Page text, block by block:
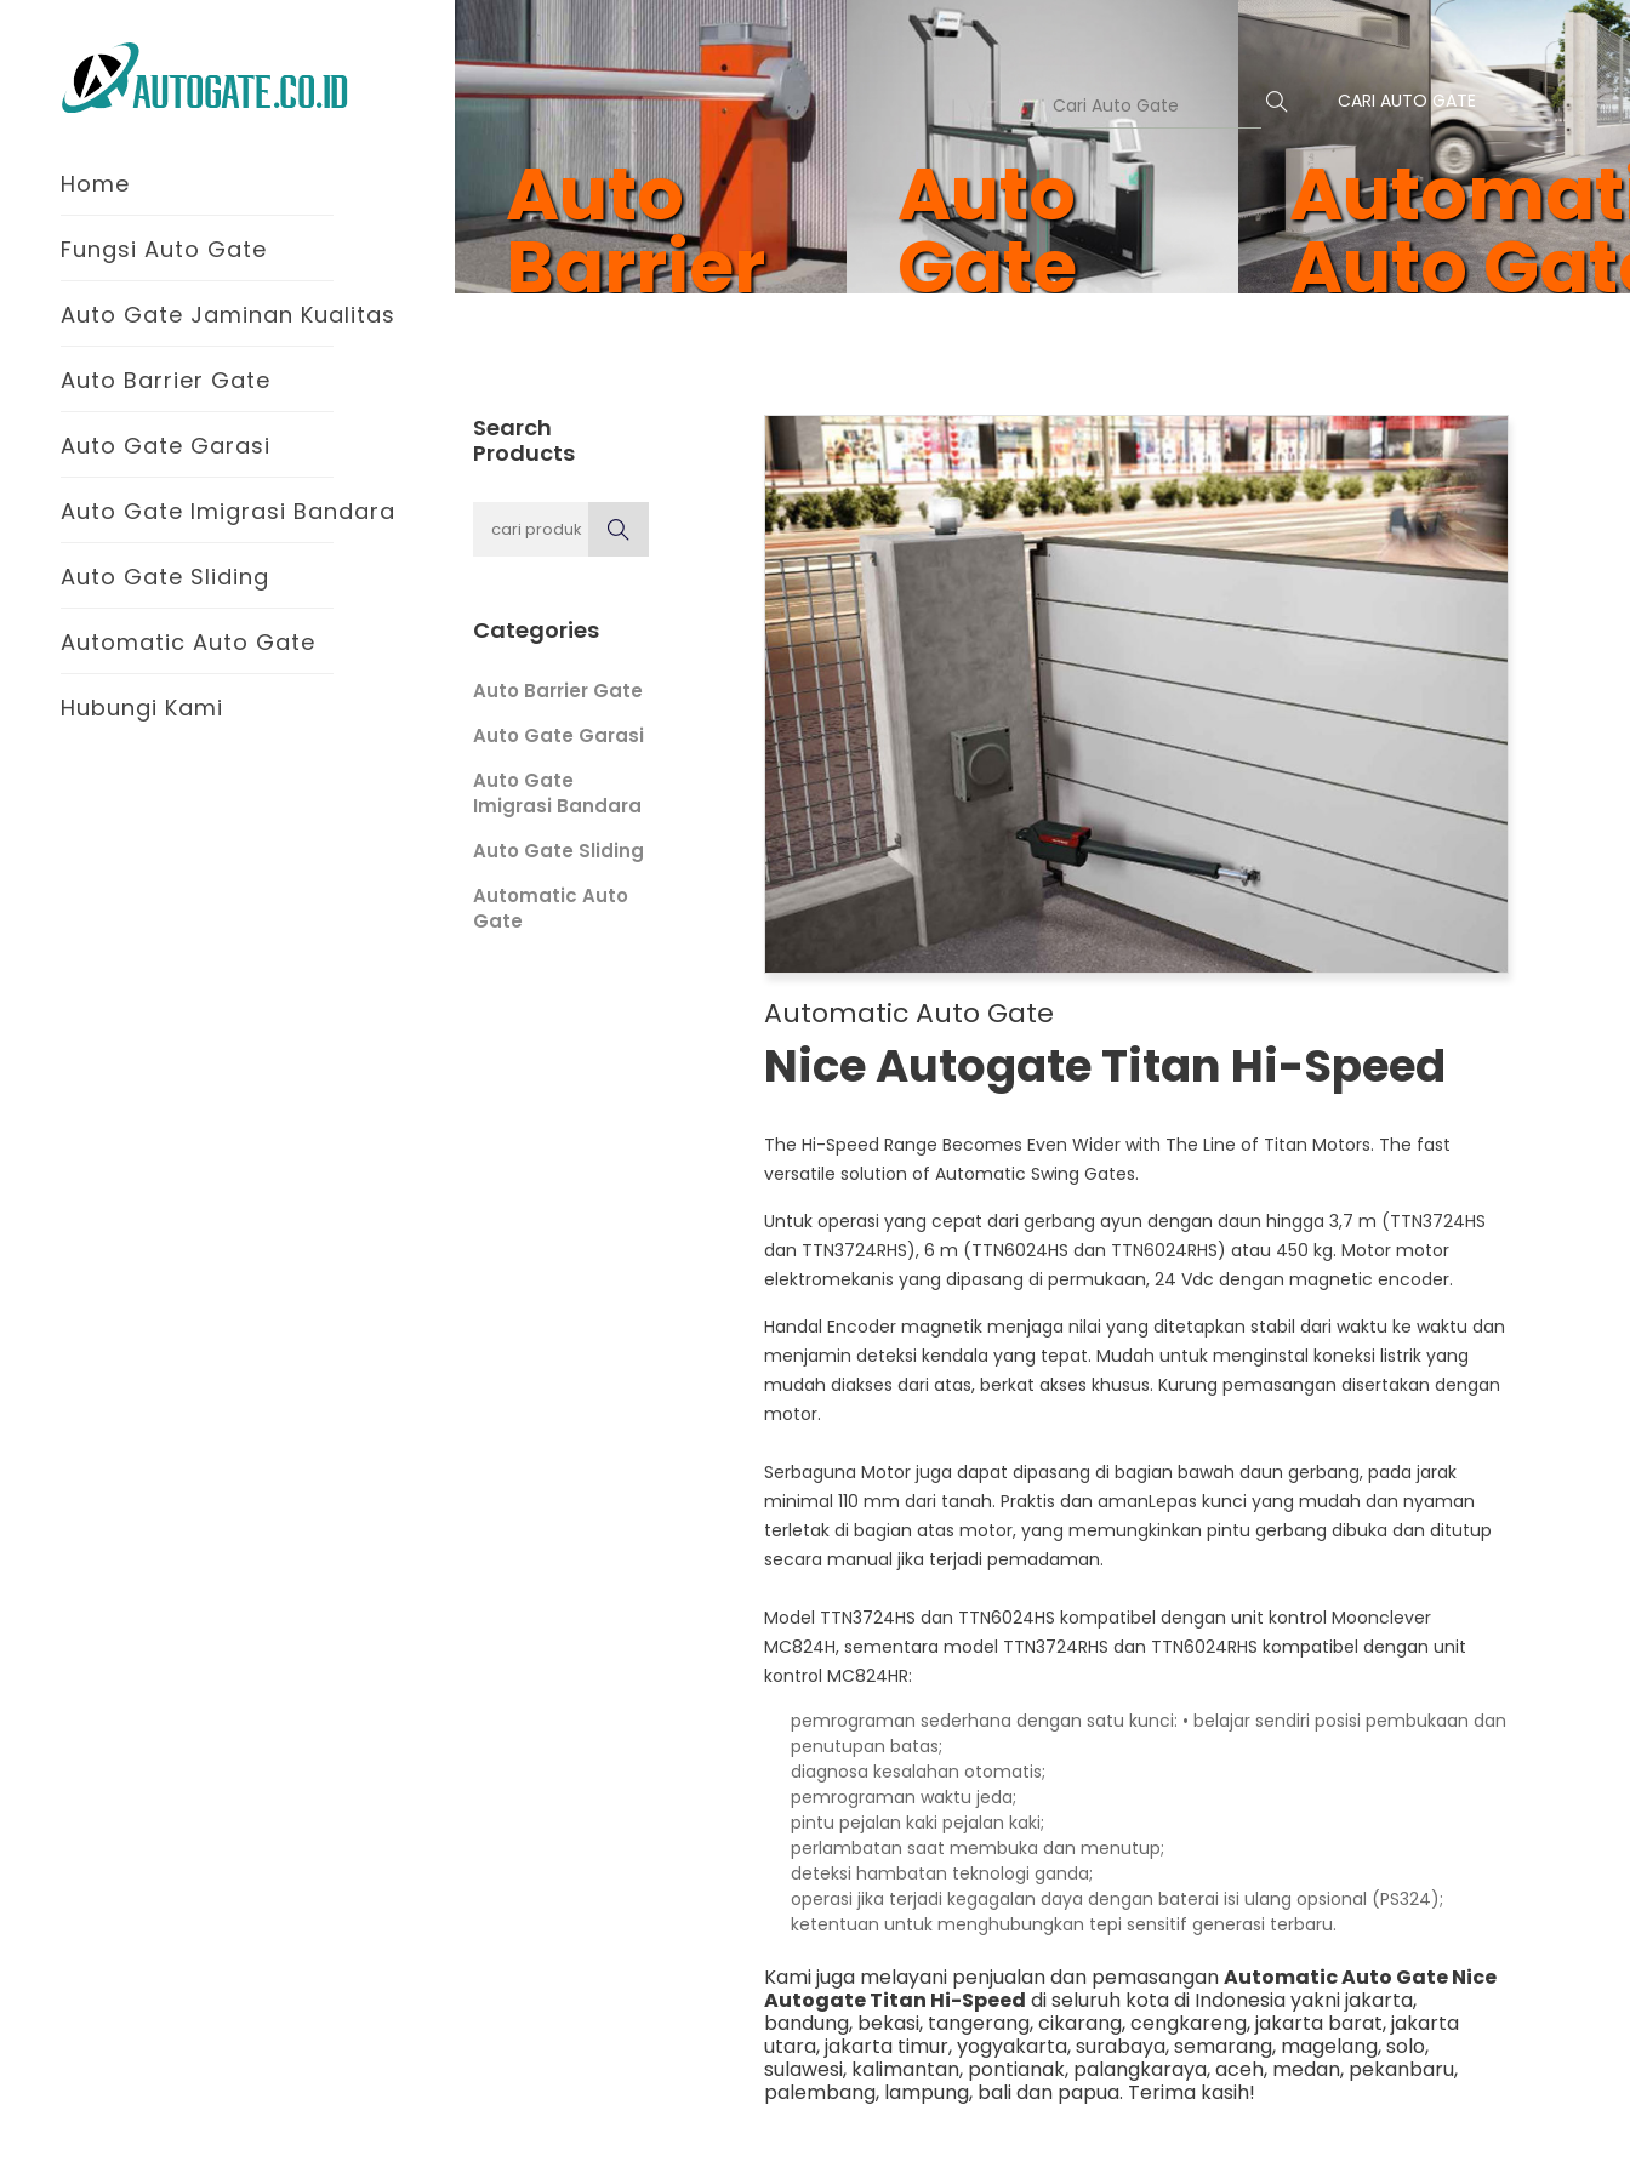
Home
Fungsi Auto Gate
Auto Gate Jaminan Kualitas
Auto Barrier Gate
Auto Gate Garasi
Auto Gate Imigrasi Bandara
Auto Gate Sliding
Automatic Auto Gate
Hubungi Kami
CARI AUTO GATE
Auto
Barrier
Auto
Gate
Bandara
Auto
Search
Products
Categories
Auto Barrier Gate
Auto Gate Garasi
Auto Gate
Imigrasi Bandara
Auto Gate Sliding
Automatic Auto
Gate
Automatic Auto Gate
Nice Autogate Titan Hi-Speed
The Hi-Speed Range Becomes Even Wider with The Line of Titan Motors. The fast
versatile solution of Automatic Swing Gates.
Untuk operasi yang cepat dari gerbang ayun dengan daun hingga 3,7 m (TTN3724HS
dan TTN3724RHS), 6 m (TTN6024HS dan TTN6024RHS) atau 450 kg. Motor motor
elektromekanis yang dipasang di permukaan, 24 Vdc dengan magnetic encoder.
Handal Encoder magnetik menjaga nilai yang ditetapkan stabil dari waktu ke waktu dan
menjamin deteksi kendala yang tepat. Mudah untuk menginstal koneksi listrik yang
mudah diakses dari atas, berkat akses khusus. Kurung pemasangan disertakan dengan
motor.
Serbaguna Motor juga dapat dipasang di bagian bawah daun gerbang, pada jarak
minimal 110 mm dari tanah. Praktis dan amanLepas kunci yang mudah dan nyaman
terletak di bagian atas motor, yang memungkinkan pintu gerbang dibuka dan ditutup
secara manual jika terjadi pemadaman.
Model TTN3724HS dan TTN6024HS kompatibel dengan unit kontrol Moonclever
MC824H, sementara model TTN3724RHS dan TTN6024RHS kompatibel dengan unit
kontrol MC824HR:
pemrograman sederhana dengan satu kunci: • belajar sendiri posisi pembukaan dan
penutupan batas;
diagnosa kesalahan otomatis;
pemrograman waktu jeda;
pintu pejalan kaki pejalan kaki;
perlambatan saat membuka dan menutup;
deteksi hambatan teknologi ganda;
operasi jika terjadi kegagalan daya dengan baterai isi ulang opsional (PS324);
ketentuan untuk menghubungkan tepi sensitif generasi terbaru.
Kami juga melayani penjualan dan pemasanganAutomatic Auto Gate Nice
Autogate Titan Hi-Speed di seluruh kota di Indonesia yaknijakarta,
bandung, bekasi, tangerang,cikarang,cengkareng,jakarta barat,jakarta
utara,jakarta timur,yogyakarta,surabaya,semarang, magelang,solo,
sulawesi, kalimantan, pontianak, palangkaraya,aceh, medan, pekanbaru,
palembang, lampung, balidan papua. Terima kasih!